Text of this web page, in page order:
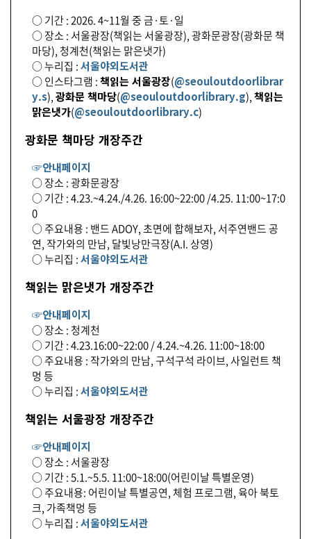
○ 기간 : 2026. 4~11월 중 금·토·일
○ 장소 : 서울광장(책읽는 서울광장), 광화문광장(광화문 책
마당), 청계천(책읽는 맑은냇가)
○ 누리집 :서울야외도서관
○ 인스타그램 :책읽는 서울광장(@seouloutdoorlibrar
y.s),광화문 책마당(@seouloutdoorlibrary.g),책읽는
맑은냇가(@seouloutdoorlibrary.c)
광화문 책마당 개장주간
☞안내페이지
○ 장소 : 광화문광장
○ 기간 : 4.23.~4.24./4.26. 16:00~22:00 /4.25. 11:00~17:0
0
○ 주요내용 : 밴드 ADOY, 초면에 합해보자, 서주연밴드 공
연, 작가와의 만남, 달빛낭만극장(A.I. 상영)
○ 누리집 :서울야외도서관
책읽는 맑은냇가 개장주간
☞안내페이지
○ 장소 : 청계천
○ 기간 : 4.23.16:00~22:00 / 4.24.~4.26. 11:00~18:00
○ 주요내용 : 작가와의 만남, 구석구석 라이브, 사일런트 책
멍 등
○ 누리집 :서울야외도서관
책읽는 서울광장 개장주간
☞안내페이지
○ 장소 : 서울광장
○ 기간 : 5.1.~5.5. 11:00~18:00(어린이날 특별운영)
○ 주요내용: 어린이날 특별공연, 체험 프로그램, 육아 북토
크, 가족책멍 등
○ 누리집 :서울야외도서관